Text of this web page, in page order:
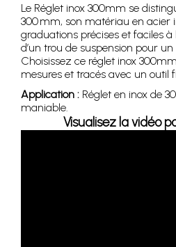
Le Réglet inox 300mm se
300 mm, son matériau en acier
graduations précises et faciles à
d’un trou de suspension pour
Choisissez ce réglet inox
mesures et tracés avec un outil
Application : Réglet en inox de
maniable.
Visualisez la vidéo